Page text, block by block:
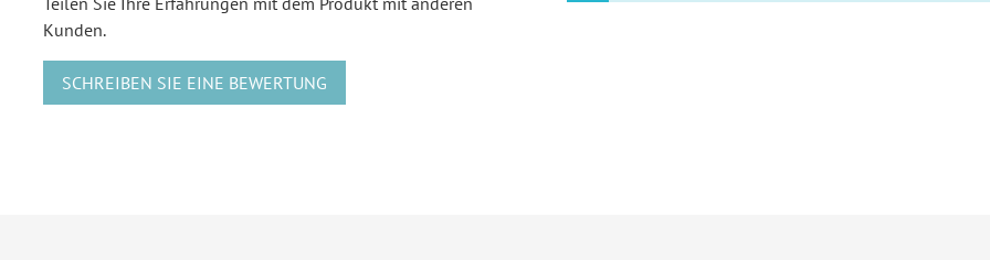
Kunden.
SCHREIBEN SIE EINE BEWERTUNG